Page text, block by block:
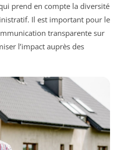
prend en compte la diversité
Il est important pour le
transparente sur
l’impact auprès des